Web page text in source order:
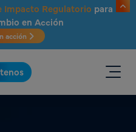
Impacto Regulatorio para
en Acción
acción